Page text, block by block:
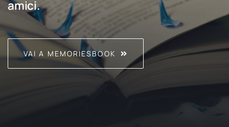
amici.
VAI A MEMORIESBOOK